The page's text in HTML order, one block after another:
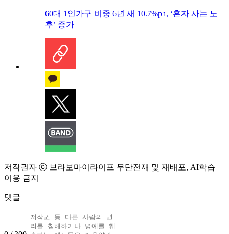
60대 1인가구 비중 6년 새 10.7%p↑, ‘혼자 사는 노
후’ 증가
저작권자 ⓒ 브라보마이라이프 무단전재 및 재배포, AI학습
이용 금지
댓글